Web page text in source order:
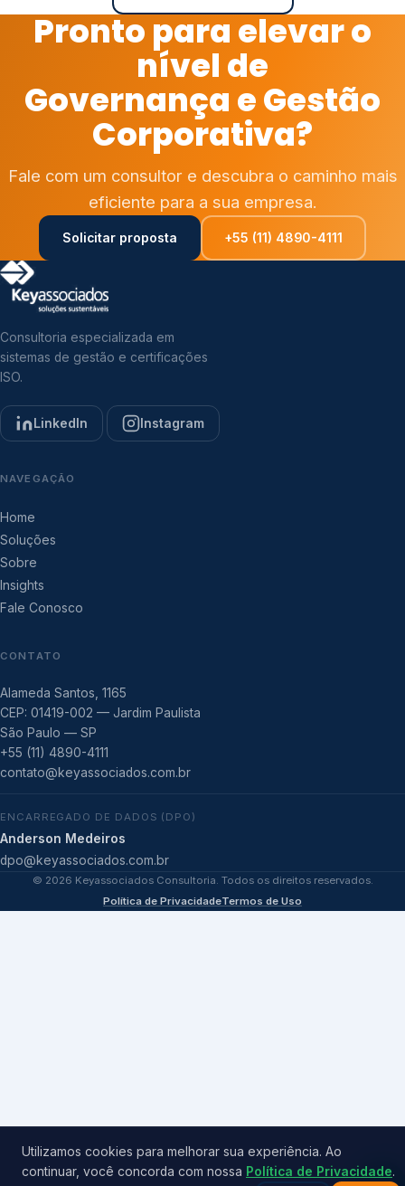
Pronto para elevar o
nível de
Governança e Gestão
Corporativa?
Fale com um consultor e descubra o caminho mais
eficiente para a sua empresa.
Solicitar proposta +55 (11) 4890-4111
Consultoria especializada em
sistemas de gestão e certificações
ISO.
LinkedIn Instagram
NAVEGAÇÃO
Home
Soluções
Sobre
Insights
Fale Conosco
CONTATO
Alameda Santos, 1165
CEP: 01419-002 — Jardim Paulista
São Paulo — SP
+55 (11) 4890-4111
contato@keyassociados.com.br
ENCARREGADO DE DADOS (DPO)
Anderson Medeiros
dpo@keyassociados.com.br
© 2026 Keyassociados Consultoria. Todos os direitos reservados.
Política de PrivacidadeTermos de Uso
Utilizamos cookies para melhorar sua experiência. Ao
continuar, você concorda com nossa Política de Privacidade.